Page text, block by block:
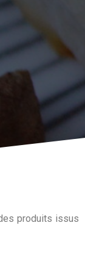
produits issus